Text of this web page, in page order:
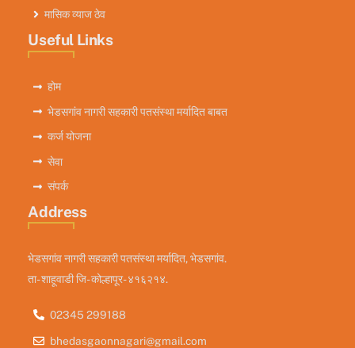
मासिक व्याज ठेव
Useful Links
होम
भेडसगांव नागरी सहकारी पतसंस्था मर्यादित बाबत
कर्ज योजना
सेवा
संपर्क
Address
भेडसगांव नागरी सहकारी पतसंस्था मर्यादित, भेडसगांव.
ता- शाहूवाडी जि- कोल्हापूर- ४१६२१४.
02345 299188
bhedasgaonnagari@gmail.com